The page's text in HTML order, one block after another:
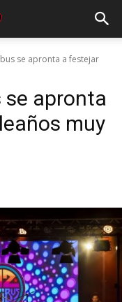
se apronta a festejar
se apronta
muy